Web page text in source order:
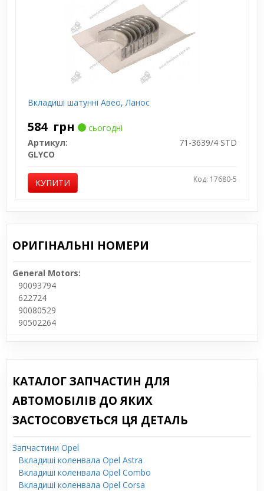
Вкладиші шатунні Авео, Ланос
584 грн
сьогодні
Артикул:
71-3639/4 STD
GLYCO
КУПИТИ Код: 17680-5
ОРИГІНАЛЬНІ НОМЕРИ
General Motors:
90093794
622724
90080529
90502264
КАТАЛОГ ЗАПЧАСТИН ДЛЯ
АВТОМОБІЛІВ ДО ЯКИХ
ЗАСТОСОВУЄТЬСЯ ЦЯ ДЕТАЛЬ
Запчастини Opel
Вкладиші коленвала Opel Astra
Вкладиші коленвала Opel Combo
Вкладиші коленвала Opel Corsa